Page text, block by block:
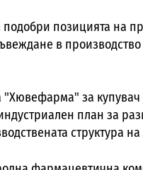
позицията на
в
за купувач
план за
структура